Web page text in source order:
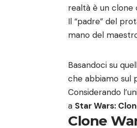
realtà è un clone
Il “padre” del
mano del
Basandoci su
che abbiamo sul
Considerando
a Star Wars:
Clone